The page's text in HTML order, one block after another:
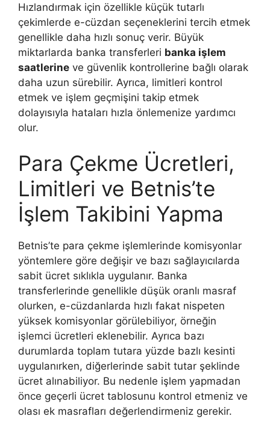
Hızlandırmak için özellikle küçük tutarlı
çekimlerde e-cüzdan seçeneklerini tercih etmek
genellikle daha hızlı sonuç verir. Büyük
miktarlarda banka transferleri banka işlem
saatlerine ve güvenlik kontrollerine bağlı olarak
daha uzun sürebilir. Ayrıca, limitleri kontrol
etmek ve işlem geçmişini takip etmek
dolayısıyla hataları hızla önlemenize yardımcı
olur.
Para Çekme Ücretleri,
Limitleri ve Betnis’te
İşlem Takibini Yapma
Betnis’te para çekme işlemlerinde komisyonlar
yöntemlere göre değişir ve bazı sağlayıcılarda
sabit ücret sıklıkla uygulanır. Banka
transferlerinde genellikle düşük oranlı masraf
olurken, e-cüzdanlarda hızlı fakat nispeten
yüksek komisyonlar görülebiliyor, örneğin
işlemci ücretleri eklenebilir. Ayrıca bazı
durumlarda toplam tutara yüzde bazlı kesinti
uygulanırken, diğerlerinde sabit tutar şeklinde
ücret alınabiliyor. Bu nedenle işlem yapmadan
önce geçerli ücret tablosunu kontrol etmeniz ve
olası ek masrafları değerlendirmeniz gerekir.